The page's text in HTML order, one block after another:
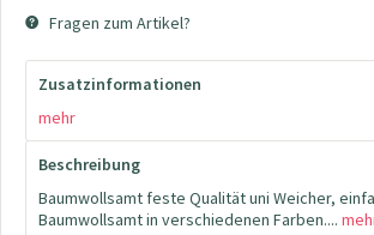
Fragen zum Artikel?
Zusatzinformationen
mehr
Beschreibung
Baumwollsamt feste Qualität uni Weicher,
Baumwollsamt in verschiedenen Farben....